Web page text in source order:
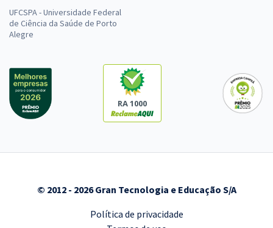
UFCSPA - Universidade Federal
de Ciência da Saúde de Porto
Alegre
RA 1000
© 2012 - 2026 Gran Tecnologia e Educação S/A
Política de privacidade